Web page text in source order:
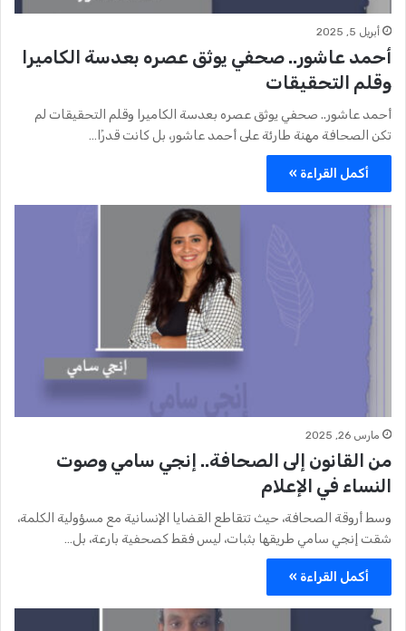
أبريل 5, 2025
أحمد عاشور.. صحفي يوثق عصره بعدسة الكاميرا
وقلم التحقيقات
أحمد عاشور.. صحفي يوثق عصره بعدسة الكاميرا وقلم التحقيقات لم
تكن الصحافة مهنة طارئة على أحمد عاشور، بل كانت قدرًا…
أكمل القراءة »
مارس 26, 2025
من القانون إلى الصحافة.. إنجي سامي وصوت
النساء في الإعلام
وسط أروقة الصحافة، حيث تتقاطع القضايا الإنسانية مع مسؤولية الكلمة،
شقت إنجي سامي طريقها بثبات، ليس فقط كصحفية بارعة، بل…
أكمل القراءة »